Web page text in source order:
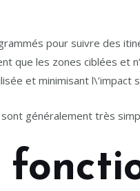
pour suivre des
que les zones ciblées
et minimisant l\’impact
généralement très